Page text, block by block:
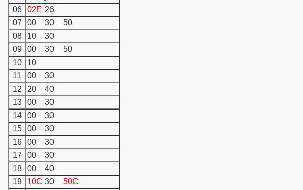
06
02E 26
07
00 30
50
08
10
30
09
00 30
50
10
10
11
00
30
12
20
40
13
00
30
14
00
30
15
00
30
16
00
30
17
00
30
18
00
40
19
10C 30
50C